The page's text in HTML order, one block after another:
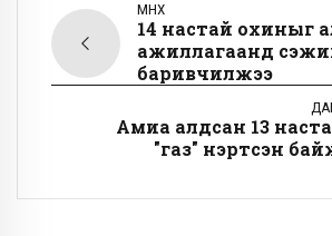
ӨМНӨХ
14 настай охиныг
ажиллагаанд
баривчилжээ
Амиа алдсан 13 настай
"газ" үнэртсэн